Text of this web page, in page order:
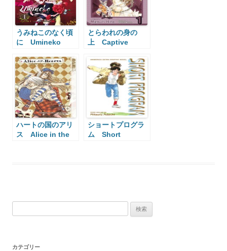
うみねこのなく頃
に Umineko
とらわれの身の
上 Captive
ハートの国のアリ
ス Alice in the
ショートプログラ
ム Short
カテゴリー